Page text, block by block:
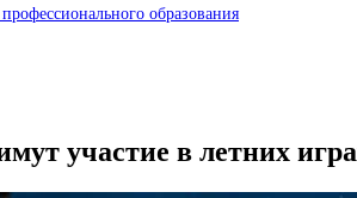
образования
участие в летних